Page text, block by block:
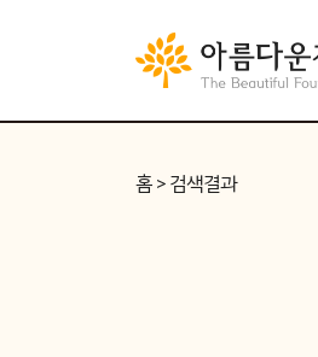
홈 > 검색결과